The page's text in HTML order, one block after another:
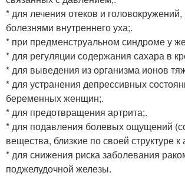
* для лечения отеков и
болезнями внутреннего уха;.
* при предменструальном синдроме у
* для регуляции содержания сахара в
* для выведения из организма ионов
* для устранения депрессивных
беременных женщин;.
* для предотвращения артрита;.
* для подавления болевых ощущений
вещества, близкие по своей структуре к
* для снижения риска заболевания
поджелудочной железы.